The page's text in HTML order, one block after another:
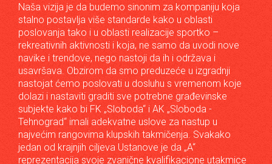
Naša vizija je da budemo sinonim za kompaniju koja
stalno postavlja više standarde kako u oblasti
poslovanja tako i u oblasti realizacije sportko –
rekreativnih aktivnosti i koja, ne samo da uvodi nove
navike i trendove, nego nastoji da ih i održava i
usavršava. Obzirom da smo preduzeće u izgradnji
nastojat ćemo poslovati u dosluhu s vremenom koje
dolazi i nastaviti graditi sve potrebne građevinske
subjekte kako bi FK „Sloboda“ i AK „Sloboda -
Tehnograd“ imali adekvatne uslove za nastup u
najvećim rangovima klupskih takmičenja. Svakako
jedan od krajnjih ciljeva Ustanove je da „A“
reprezentacija svoje zvanične kvalifikacione utakmice